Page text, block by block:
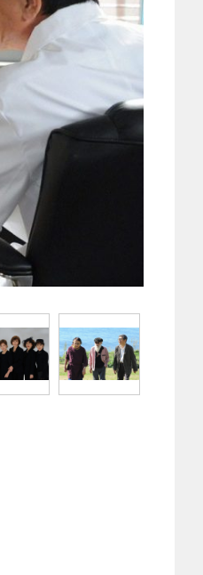
『アイ＝ラブ！げーみんぐ』＝LOV
藤樹愛羅＆佐々木舞香SPインタ
ー